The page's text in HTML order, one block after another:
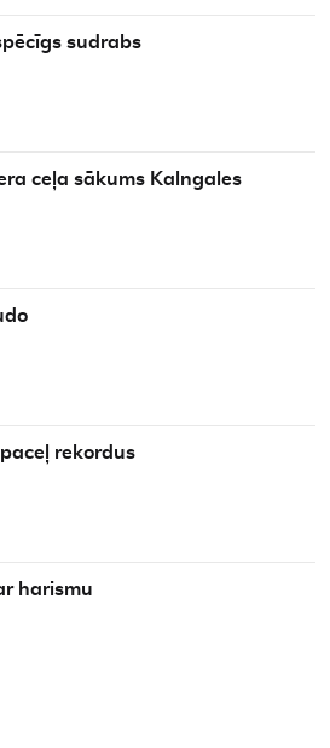
sudrabs
ceļa sākums Kalngales
rekordus
harismu